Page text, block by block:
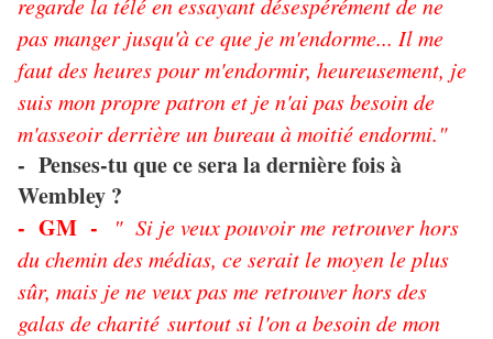
pas manger jusqu'à ce que je m'endorme... Il me
faut des heures pour m'endormir, heureusement, je
suis mon propre patron et je n'ai pas besoin de
m'asseoir derrière un bureau à moitié endormi."
- Penses-tu que ce sera la dernière fois à
Wembley ?
- GM -
" Si je veux pouvoir me retrouver hors
du chemin des médias, ce serait le moyen le plus
sûr, mais je ne veux pas me retrouver hors des
galas de charité surtout si l'on a besoin de mon